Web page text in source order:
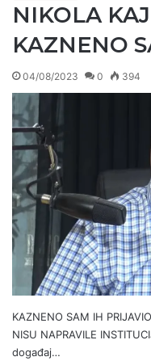
NIKOLA
KAZNENO
04/08/2023 0 394
KAZNENO SAM IH
NISU NAPRAVILE
događaj…